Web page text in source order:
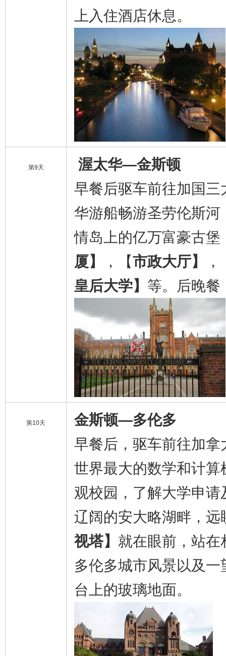
上入住酒店休息。
第9天
渥太华—金斯顿
早餐后驱车前往加国
华游船畅游圣劳伦斯
情岛上的亿万富豪古
厦】
，【市政大厅】
皇后大学】 等。后晚餐
第10天
金斯顿—多伦多
早餐后，驱车前往加
世界最大的数学和计
观校园，了解大学申
辽阔的安大略湖畔，
视塔】 就在眼前，站
多伦多城市风景以及
台上的玻璃地面。